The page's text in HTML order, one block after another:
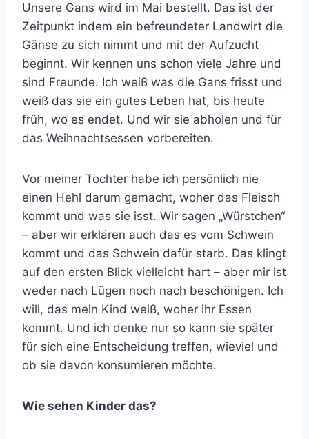
Unsere Gans wird im Mai bestellt. Das ist der
Zeitpunkt indem ein befreundeter Landwirt die
Gänse zu sich nimmt und mit der Aufzucht
beginnt. Wir kennen uns schon viele Jahre und
sind Freunde. Ich weiß was die Gans frisst und
weiß das sie ein gutes Leben hat, bis heute
früh, wo es endet. Und wir sie abholen und für
das Weihnachtsessen vorbereiten.
Vor meiner Tochter habe ich persönlich nie
einen Hehl darum gemacht, woher das Fleisch
kommt und was sie isst. Wir sagen „Würstchen“
– aber wir erklären auch das es vom Schwein
kommt und das Schwein dafür starb. Das klingt
auf den ersten Blick vielleicht hart – aber mir ist
weder nach Lügen noch nach beschönigen. Ich
will, das mein Kind weiß, woher ihr Essen
kommt. Und ich denke nur so kann sie später
für sich eine Entscheidung treffen, wieviel und
ob sie davon konsumieren möchte.
Wie sehen Kinder das?